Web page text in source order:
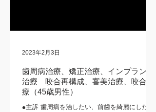
歯周病治療、矯正治療、インプラント
治療 咬合再構成、審美治療、咬合治
療（45歳男性）
●主訴 歯周病を治したい、前歯を綺麗にしたい
2023年2月3日